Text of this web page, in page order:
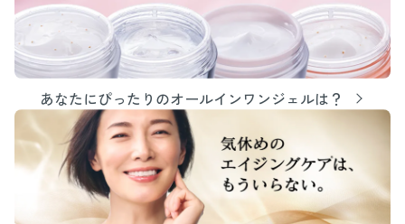
あなたにぴったりのオールインワンジェルは？